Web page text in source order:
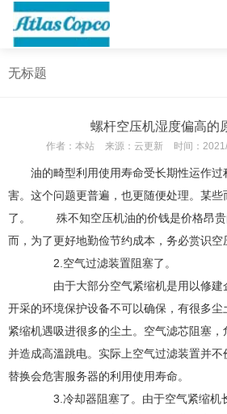
无标题
螺杆空压机湿度偏高的
作者： 本站 来源： 云更新 时间：
油的畸型利用使用寿命受长期性运作
害。这个问题更普遍，也更随便处理。某
了。 殊不知空压机油的价钱是价格昂贵
而，为了更好地勤俭节约成本，务必赏识空
2.空气过滤装置阻塞了。
由于大部分空气紧缩机是用以修建
开采的环境保护设备不可以确保，有很多
紧缩机遇吸进很多的尘土。空气滤芯阻塞，
并造成高溫跳电。实际上空气过滤装置并不
替换会危害服务器的利用使用寿命。
3.冷却器阻塞了。由于空气紧缩机